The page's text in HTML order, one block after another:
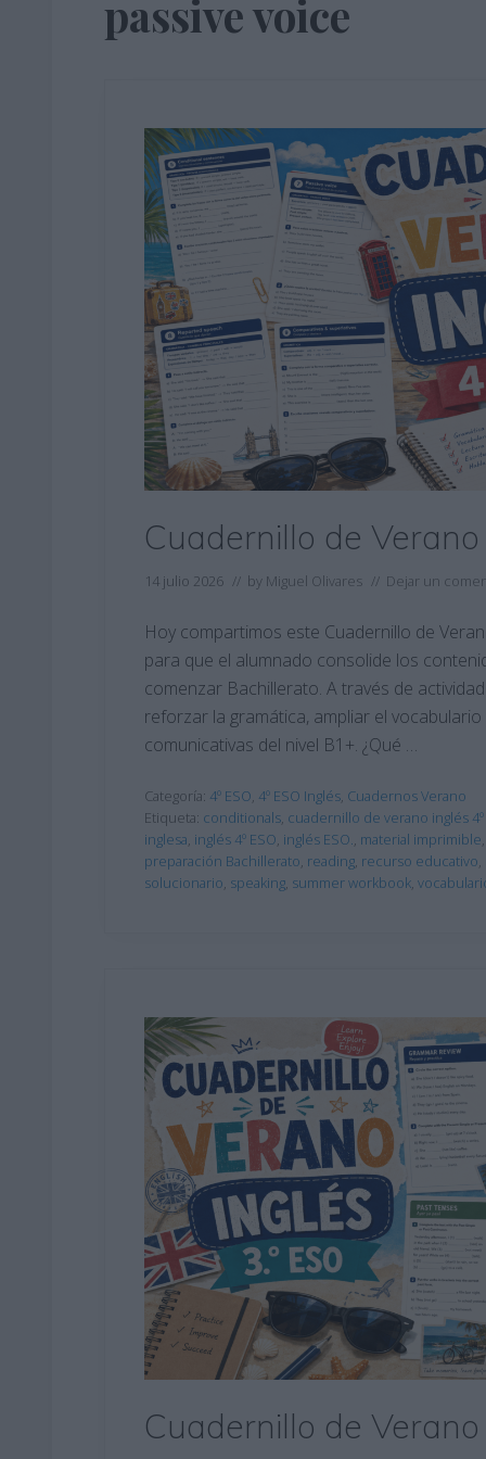
passive voice
Cuadernillo de Verano
14 julio 2026 // by Miguel Olivares // Dejar un
Hoy compartimos este Cuadernillo de
para que el alumnado consolide los
comenzar Bachillerato. A través de
reforzar la gramática, ampliar el
comunicativas del nivel B1+. ¿Qué …
Categoría: 4º ESO, 4º ESO Inglés, Cuadernos Verano
Etiqueta: conditionals, cuadernillo de verano inglés 4º
inglesa, inglés 4º ESO, inglés ESO., material imprimible,
preparación Bachillerato, reading, recurso educativo,
solucionario, speaking, summer workbook,
Cuadernillo de Verano